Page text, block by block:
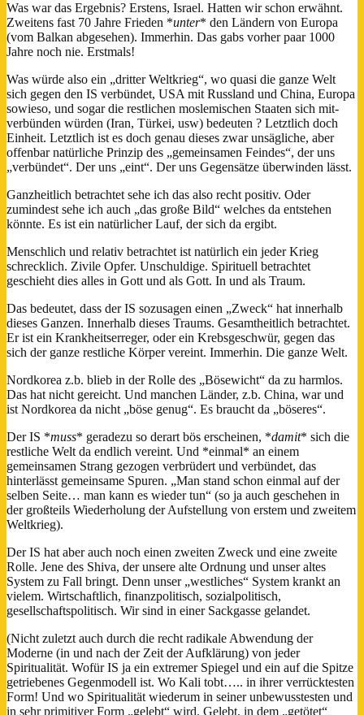
Was war das Ergebnis? Erstens, Israel. Hatten wir schon erwähnt.
Zweitens fast 70 Jahre Frieden *unter* den Ländern von Europa
(vom Balkan abgesehen). Immerhin. Das gabs vorher paar 1000
Jahre noch nie. Erstmals!
Was würde also ein „dritter Weltkrieg“, wo quasi die ganze Welt
sich gegen den IS verbündet, USA mit Russland und China, Europa
sowieso, und sogar die restlichen moslemischen Staaten sich mit-
verbünden würden (Iran, Türkei, usw) bedeuten ? Letztlich doch
Einheit. Letztlich ist es doch genau dieses zwar unsägliche, aber
offenbar natürliche Prinzip des „gemeinsamen Feindes“, der uns
„verbündet“. Der uns „eint“. Der uns Gegensätze überwinden lässt.
Ganzheitlich betrachtet sehe ich das also recht positiv. Oder
zumindest sehe ich auch „das große Bild“ welches da entstehen
könnte. Es ist ein natürlicher Lauf, der sich da ergibt.
Menschlich und relativ betrachtet ist natürlich ein jeder Krieg
schrecklich. Zivile Opfer. Unschuldige. Spirituell betrachtet
geschieht dies alles in Gott und als Gott. In und als Traum.
Das bedeutet, dass der IS sozusagen einen „Zweck“ hat innerhalb
dieses Ganzen. Innerhalb dieses Traums. Gesamtheitlich betrachtet.
Er ist ein Krankheitserreger, oder ein Krebsgeschwür, gegen das
sich der ganze restliche Körper vereint. Immerhin. Die ganze Welt.
Nordkorea z.b. blieb in der Rolle des „Bösewicht“ da zu harmlos.
Das hat nicht gereicht. Und manchen Länder, z.b. China, war und
ist Nordkorea da nicht „böse genug“. Es braucht da „böseres“.
Der IS *muss* geradezu so derart bös erscheinen, *damit* sich die
restliche Welt da endlich vereint. Und *einmal* an einem
gemeinsamen Strang gezogen verbrüdert und verbündet, das
hinterlässt gemeinsame Spuren. „Man stand schon einmal auf der
selben Seite… man kann es wieder tun“ (so ja auch geschehen in
der großteils Wiederholung der Aufstellung von erstem und zweitem
Weltkrieg).
Der IS hat aber auch noch einen zweiten Zweck und eine zweite
Rolle. Jene des Shiva, der unsere alte Ordnung und unser altes
System zu Fall bringt. Denn unser „westliches“ System krankt an
vielem. Wirtschaftlich, finanzpolitisch, sozialpolitisch,
gesellschaftspolitisch. Wir sind in einer Sackgasse gelandet.
(Nicht zuletzt auch durch die recht radikale Abwendung der
Moderne (in und nach der Zeit der Aufklärung) von jeder
Spiritualität. Wofür IS ja ein extremer Spiegel und ein auf die Spitze
getriebenes Gegenmodell ist. Wo Kali tobt….. in ihrer verrücktesten
Form! Und wo Spiritualität wiederum in seiner unbewusstesten und
in sehr primitiver Form „gelebt“ wird. Gelebt, in dem „getötet“